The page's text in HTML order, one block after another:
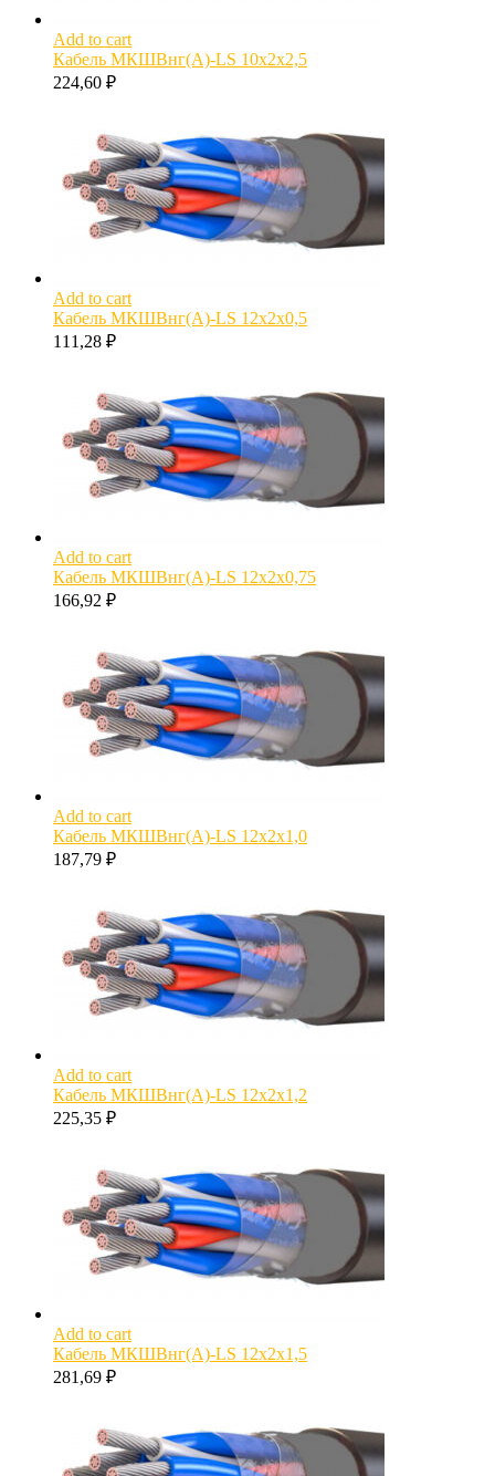
Add to cart
Кабель МКШВнг(А)-LS 10х2х2,5
224,60 ₽
Add to cart
Кабель МКШВнг(А)-LS 12х2х0,5
111,28 ₽
Add to cart
Кабель МКШВнг(А)-LS 12х2х0,75
166,92 ₽
Add to cart
Кабель МКШВнг(А)-LS 12х2х1,0
187,79 ₽
Add to cart
Кабель МКШВнг(А)-LS 12х2х1,2
225,35 ₽
Add to cart
Кабель МКШВнг(А)-LS 12х2х1,5
281,69 ₽